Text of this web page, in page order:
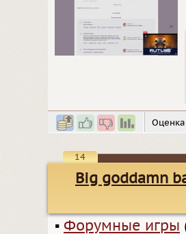
14
Big goddamn
▪ Форумные игры